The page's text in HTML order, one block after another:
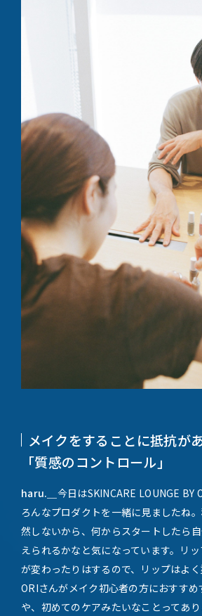
メイクをすることに抵抗が
「質感のコントロール」
haru.＿ 今日はSKINCARE LOUNGE BY
ろんなプロダクトを一緒に見ましたね
然しないから、何からスタートしたら
えられるかなと気になっています。リ
が変わったりはするので、リップはよ
ORIさんがメイク初心者の方におすすめ
や、初めてのケアみたいなことってあ